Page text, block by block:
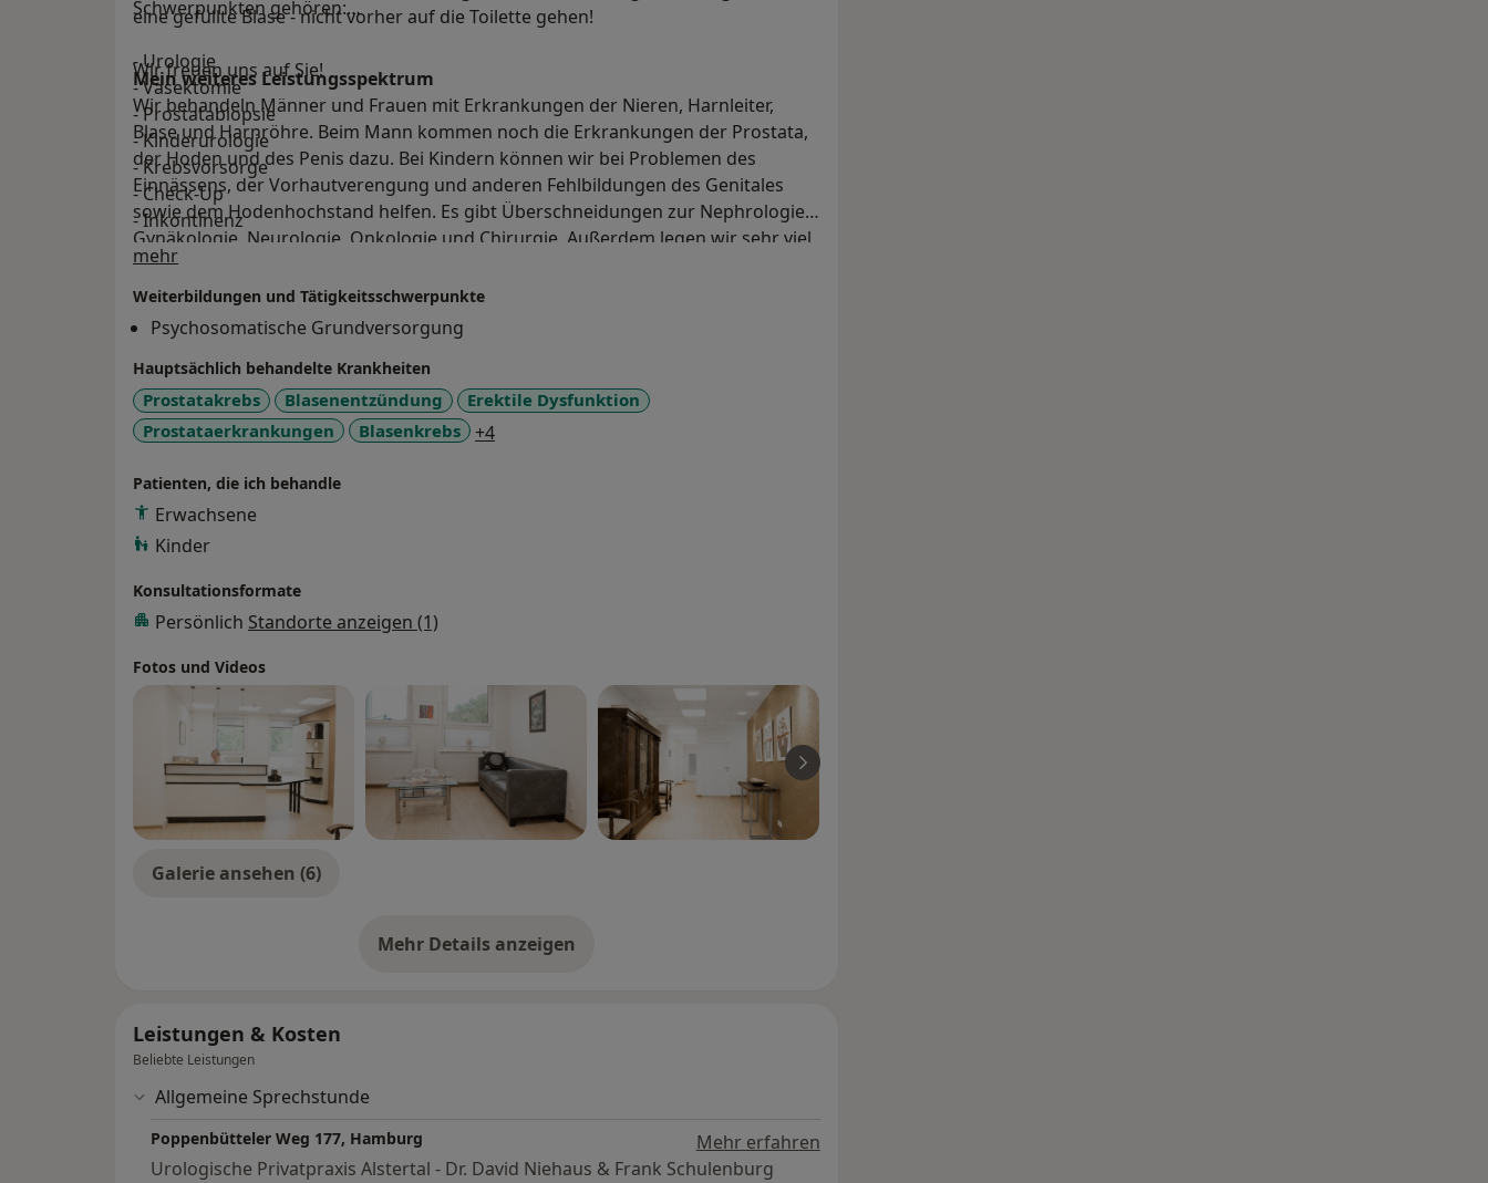
eine gefüllte Blase - nicht vorher auf die Toilette gehen!
Wir freuen uns auf Sie!
Schwerpunkten gehören:
- Urologie
- Vasektomie
- Prostatabiopsie
- Kinderurologie
- Krebsvorsorge
- Check-Up
- Inkontinenz
Mein weiteres Leistungs­spektrum
Wir behandeln Männer und Frauen mit Erkrankungen der Nieren, Harnleiter,
Blase und Harnröhre. Beim Mann kommen noch die Erkrankungen der Prostata,
der Hoden und des Penis dazu. Bei Kindern können wir bei Problemen des
Einnässens, der Vorhautverengung und anderen Fehlbildungen des Genitales
sowie dem Hodenhochstand helfen. Es gibt Überschneidungen zur Nephrologie,
Gynäkologie, Neurologie, Onkologie und Chirurgie. Außerdem legen wir sehr viel
Wert auf Prävention (Vorbeugung) – Krankheiten gar nicht erst entstehen lassen
ist die Devise.
Außerdem: Vasektomien. Die Sterilisation des Mannes (Vasektomie) ist die
sicherste aller Verhütungs-Methoden. Der Eingriff ist einfach und ohne größere
Schmerzen, Risiken oder Komplikationen ambulant durchführbar. Der Partnerin
werden damit komplikationsträchtigere oder unsicherere Verhütungsmethoden
erspart.
Prostatabiopsie: Ein erhöhter PSA-Wert bedeutet nicht zwangsläufig eine
Krebserkrankung und ein einzelner erhöhter Wert sollte auch nie zu einer
„diagnostischen Kette“ führen – außer einer Kontrolle des Laborwertes.
Die Kinderurologie beschäftigt sich mit Fehlbildungen und Erkrankungen an
Niere, Harnleiter, Harnblase und Genitale (urogenitale Erkrankungen) bei Kindern.
Die regelmäßige urologische Vorsorgeuntersuchung soll Krebserkrankungen der
ableitenden Harnwege (auch bei der Frau!) und der Geschlechtsorgane des
Mannes frühzeitig erkennen. Die meisten Krebserkrankungen bereiten im
Frühstadium keine Beschwerden, aber nur dann sind sie mit großer Sicherheit
unauffällig und schleichend, können aber zu ernsthaften Erkrankungen führen.
Beckenbodens – das gilt für Männer ebenso wie für Frauen. Die meisten dieser
Probleme können behoben oder doch zumindest stark abgemildert werden.
mehrÜber mich
Weiterbildungen und Tätigkeitsschwerpunkte
Psychosomatische Grundversorgung
Hauptsächlich behandelte Krankheiten
Prostatakrebs Blasenentzündung
Erektile Dysfunktion
Prostataerkrankungen
Blasenkrebs +4a11y_sr_more_diseases
Patienten, die ich behandle
Erwachsene
Kinder
Konsultationsformate
Persönlich Standorte anzeigen (1)
Fotos und Videos
Galerie ansehen (6)
Mehr Details anzeigen
über Erfahrungen
Leistungen & Kosten
Beliebte Leistungen
Allgemeine Sprechstunde
Poppenbütteler Weg 177, Hamburg
Mehr erfahren
Urologische Privatpraxis Alstertal - Dr. David Niehaus & Frank Schulenburg